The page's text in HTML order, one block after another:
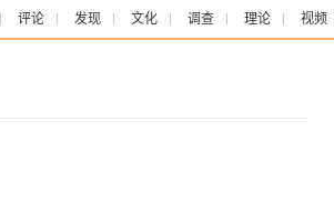
评论 发现 文化 调查 理论 视频